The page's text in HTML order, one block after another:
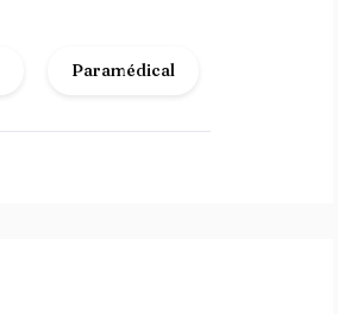
Paramédical